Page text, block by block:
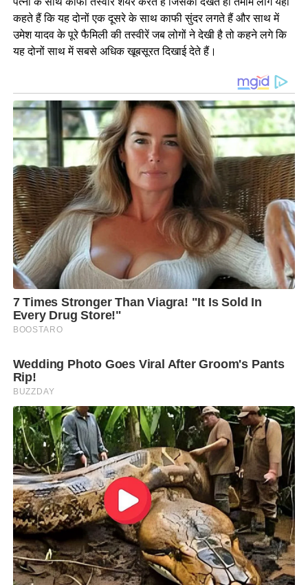
कहते हैं कि यह दोनों एक दूसरे के साथ काफी सुंदर लगते हैं और साथ में
उमेश यादव के पूरे फैमिली की तस्वीरें जब लोगों ने देखी है तो कहने लगे कि
यह दोनों साथ में सबसे अधिक खूबसूरत दिखाई देते हैं।